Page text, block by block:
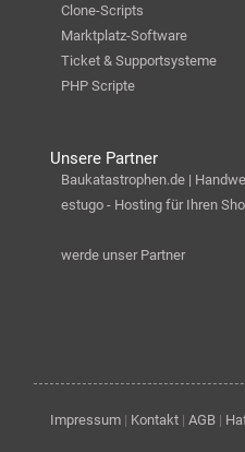
Clone-Scripts
Marktplatz-Software
Ticket & Supportsysteme
PHP Scripte
Unsere Partner
Baukatastrophen.de |
estugo - Hosting für Ihren
werde unser Partner
Impressum| Kontakt| AGB|